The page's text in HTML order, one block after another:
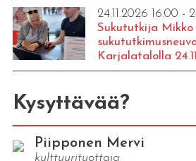
24.11.2026 16:00 -
Sukututkija
Karjalatalolla
Kysyttävää?
Piipponen Mervi
kulttuurituottaja